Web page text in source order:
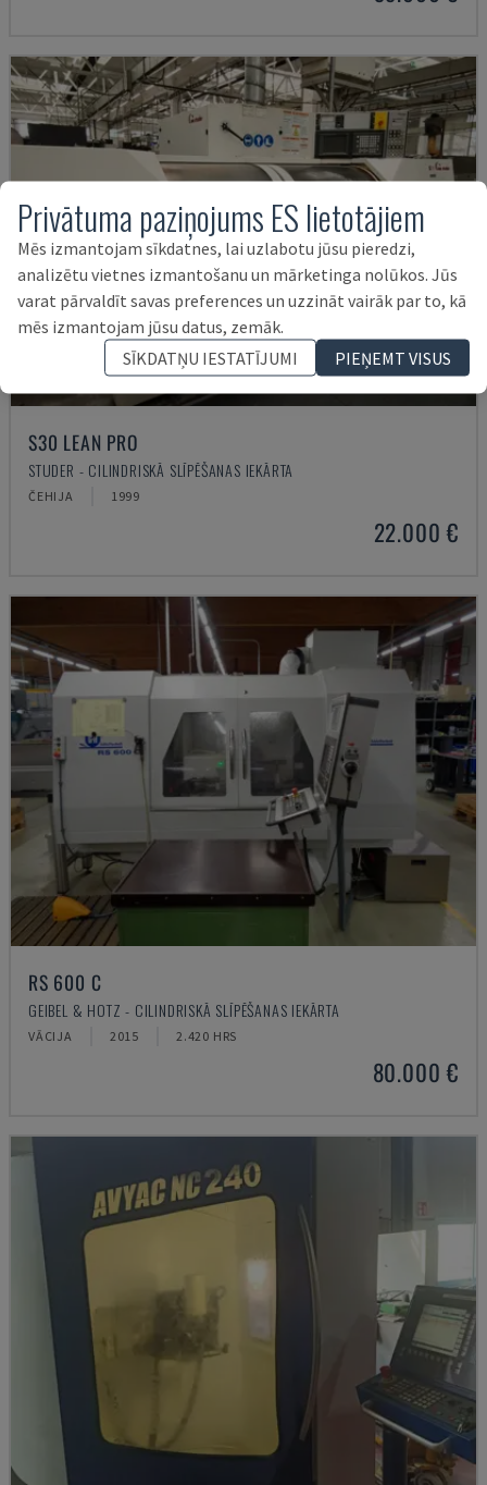
S30 LEAN PRO
STUDER - CILINDRISKĀ SLĪPĒŠANAS IEKĀRTA
ČEHIJA 1999
22.000 €
RS 600 C
GEIBEL & HOTZ - CILINDRISKĀ SLĪPĒŠANAS IEKĀRTA
VĀCIJA 2015 2.420 HRS
80.000 €
Privātuma paziņojums ES lietotājiem
Mēs izmantojam sīkdatnes, lai uzlabotu jūsu pieredzi,
analizētu vietnes izmantošanu un mārketinga nolūkos. Jūs
varat pārvaldīt savas preferences un uzzināt vairāk par to, kā
mēs izmantojam jūsu datus, zemāk.
SĪKDATŅU IESTATĪJUMI
PIEŅEMT VISUS